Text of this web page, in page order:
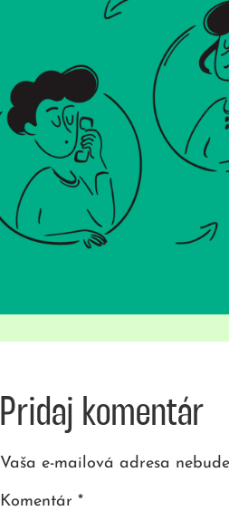
Pridaj komentár
Vaša e-mailová adresa
Komentár *